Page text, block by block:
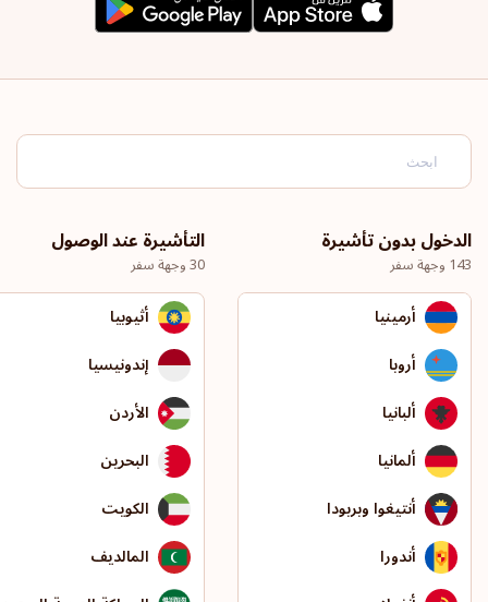
الدخول بدون تأشيرة
143 وجهة سفر
أرمينيا
أروبا
ألبانيا
ألمانيا
أنتيغوا وبربودا
أندورا
التأشيرة عند الوصول
30 وجهة سفر
أثيوبيا
إندونيسيا
الأردن
البحرين
الكويت
المالديف